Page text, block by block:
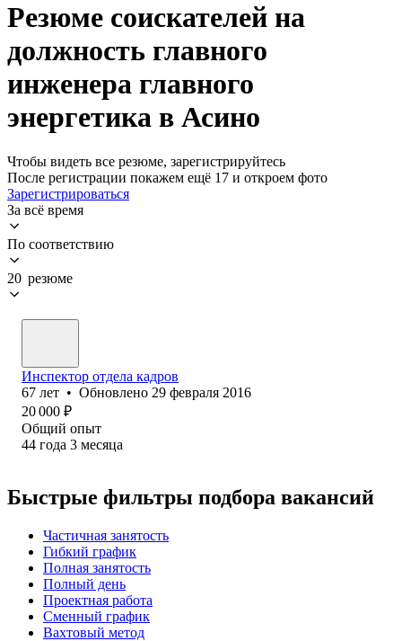
Резюме соискателей на
должность главного
инженера главного
энергетика в Асино
Чтобы видеть все резюме, зарегистрируйтесь
После регистрации покажем ещё 17 и откроем фото
Зарегистрироваться
За всё время
По соответствию
20 резюме
Инспектор отдела кадров
67 лет • Обновлено 29 февраля 2016
20 000 ₽
Общий опыт
44 года 3 месяца
Быстрые фильтры подбора вакансий
Частичная занятость
Гибкий график
Полная занятость
Полный день
Проектная работа
Сменный график
Вахтовый метод